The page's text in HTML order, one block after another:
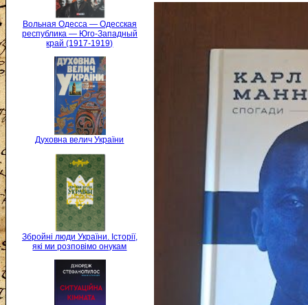
Вольная Одесса — Одесская
республика — Юго-Западный
край (1917-1919)
Духовна велич України
Збройні люди України. Історії,
які ми розповімо онукам